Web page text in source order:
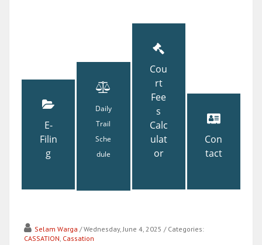
E-
Filin
g
Daily
Trail
Sche
dule
Cou
rt
Fee
s
Calc
ulat
or
Con
tact
Selam Warga / Wednesday, June 4, 2025 / Categories:
CASSATION, Cassation